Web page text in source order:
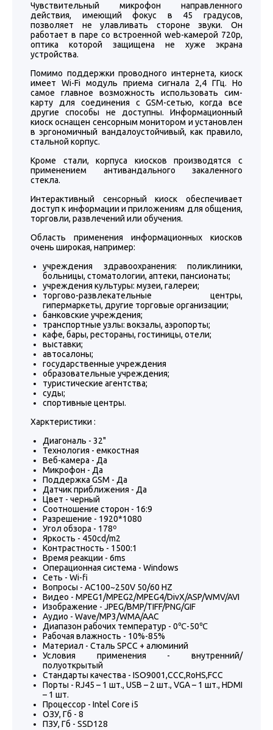
Чувствительный микрофон направленного
действия, имеющий фокус в 45 градусов,
позволяет не улавливать стороне звуки. Он
работает в паре со встроенной web-камерой 720р,
оптика которой защищена не хуже экрана
устройства.
Помимо поддержки проводного интернета, киоск
имеет Wi-Fi модуль приема сигнала 2,4 ГГц. Но
самое главное возможность использовать сим-
карту для соединения с GSM-сетью, когда все
другие способы не доступны. Информационный
киоск оснащен сенсорным монитором и установлен
в эргономичный вандалоустойчивый, как правило,
стальной корпус.
Кроме стали, корпуса киосков производятся с
применением антивандального закаленного
стекла.
Интерактивный сенсорный киоск обеспечивает
доступ к информации и приложениям для общения,
торговли, развлечений или обучения.
Область применения информационных киосков
очень широкая, например:
учреждения здравоохранения: поликлиники,
больницы, стоматологии, аптеки, пансионаты;
учреждения культуры: музеи, галереи;
торгово-развлекательные центры,
гипермаркеты, другие торговые организации;
банковские учреждения;
транспортные узлы: вокзалы, аэропорты;
кафе, бары, рестораны, гостиницы, отели;
выставки;
автосалоны;
государственные учреждения
образовательные учреждения;
туристические агентства;
суды;
спортивные центры.
Харктеристики :
Диагональ - 32"
Технология - емкостная
Веб-камера - Да
Микрофон - Да
Поддержка GSM - Да
Датчик приближения - Да
Цвет - черный
Соотношение сторон - 16:9
Разрешение - 1920*1080
Угол обзора - 178º
Яркость - 450cd/m2
Контрастность - 1500:1
Время реакции - 6ms
Операционная система - Windows
Сеть - Wi-fi
Вопросы - AC100~250V 50/60 HZ
Видео - MPEG1/MPEG2/MPEG4/DivX/ASP/WMV/AVI
Изображение - JPEG/BMP/TIFF/PNG/GIF
Аудио - Wave/MP3/WMA/AAC
Диапазон рабочих температур - 0℃-50℃
Рабочая влажность - 10%-85%
Материал - Сталь SPCC + алюминий
Условия применения - внутренний/
полуоткрытый
Стандарты качества - ISO9001,CCC,RoHS,FCC
Порты - RJ45 – 1 шт., USB – 2 шт., VGA – 1 шт., HDMI
– 1 шт.
Процессор - Intel Core i5
ОЗУ, Гб - 8
ПЗУ, Гб - SSD128